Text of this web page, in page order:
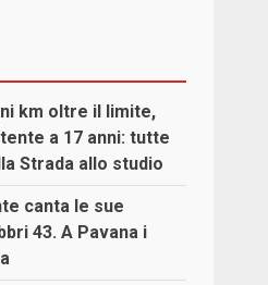
km oltre il limite,
a 17 anni: tutte
Strada allo studio
canta le sue
43. A Pavana i